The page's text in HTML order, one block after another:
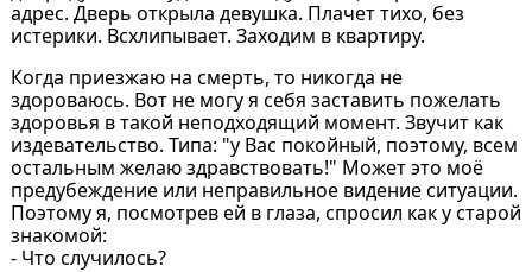
адрес. Дверь открыла девушка. Плачет тихо, без
истерики. Всхлипывает. Заходим в квартиру.
Когда приезжаю на смерть, то никогда не
здороваюсь. Вот не могу я себя заставить пожелать
здоровья в такой неподходящий момент. Звучит как
издевательство. Типа: "у Вас покойный, поэтому, всем
остальным желаю здравствовать!" Может это моё
предубеждение или неправильное видение ситуации.
Поэтому я, посмотрев ей в глаза, спросил как у старой
знакомой:
- Что случилось?